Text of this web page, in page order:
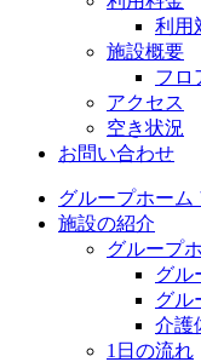
利用
施設概要
フロ
アクセス
空き状況
お問い合わせ
グループホーム
施設の紹介
グループ
グル
グル
介護
1日の流れ